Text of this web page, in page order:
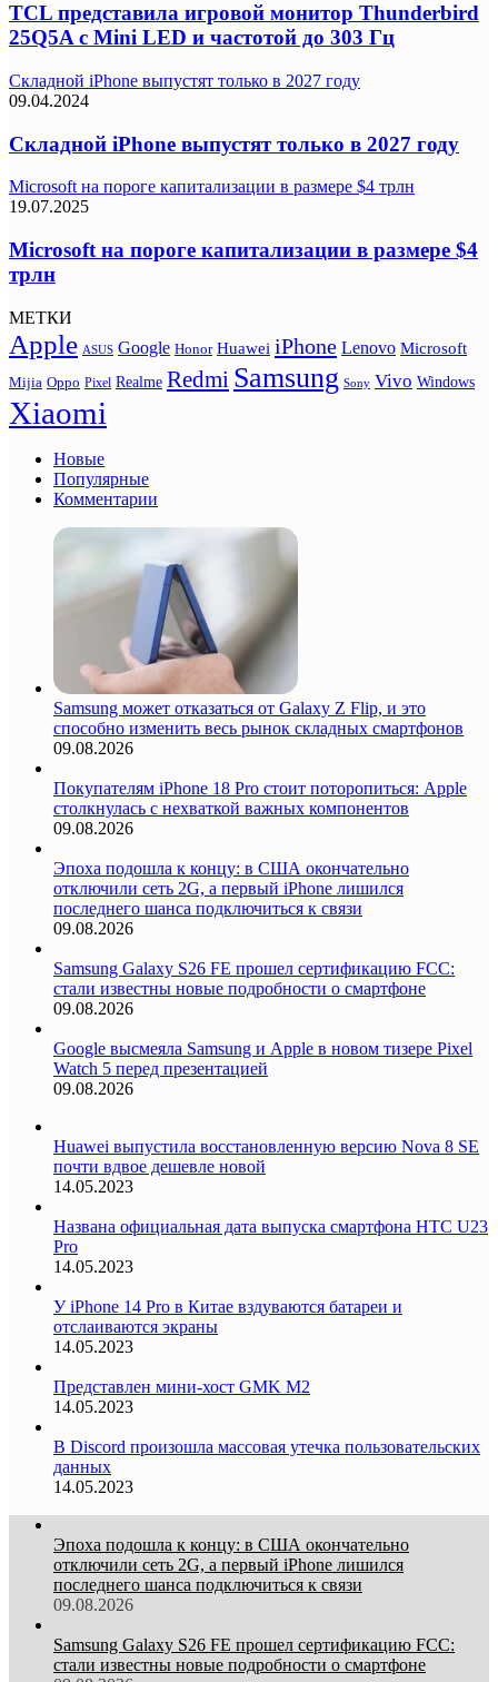
TCL представила игровой монитор Thunderbird
25Q5A с Mini LED и частотой до 303 Гц
Складной iPhone выпустят только в 2027 году
09.04.2024
Складной iPhone выпустят только в 2027 году
Microsoft на пороге капитализации в размере $4 трлн
19.07.2025
Microsoft на пороге капитализации в размере $4
трлн
МЕТКИ
Apple ASUS Google Honor Huawei iPhone Lenovo Microsoft
Mijia Oppo Pixel Realme Redmi Samsung Sony Vivo Windows
Xiaomi
Новые
Популярные
Комментарии
Samsung может отказаться от Galaxy Z Flip, и это
способно изменить весь рынок складных смартфонов
09.08.2026
Покупателям iPhone 18 Pro стоит поторопиться: Apple
столкнулась с нехваткой важных компонентов
09.08.2026
Эпоха подошла к концу: в США окончательно
отключили сеть 2G, а первый iPhone лишился
последнего шанса подключиться к связи
09.08.2026
Samsung Galaxy S26 FE прошел сертификацию FCC:
стали известны новые подробности о смартфоне
09.08.2026
Google высмеяла Samsung и Apple в новом тизере Pixel
Watch 5 перед презентацией
09.08.2026
Huawei выпустила восстановленную версию Nova 8 SE
почти вдвое дешевле новой
14.05.2023
Названа официальная дата выпуска смартфона HTC U23
Pro
14.05.2023
У iPhone 14 Pro в Китае вздуваются батареи и
отслаиваются экраны
14.05.2023
Представлен мини-хост GMK M2
14.05.2023
В Discord произошла массовая утечка пользовательских
данных
14.05.2023
Эпоха подошла к концу: в США окончательно
отключили сеть 2G, а первый iPhone лишился
последнего шанса подключиться к связи
09.08.2026
Samsung Galaxy S26 FE прошел сертификацию FCC:
стали известны новые подробности о смартфоне